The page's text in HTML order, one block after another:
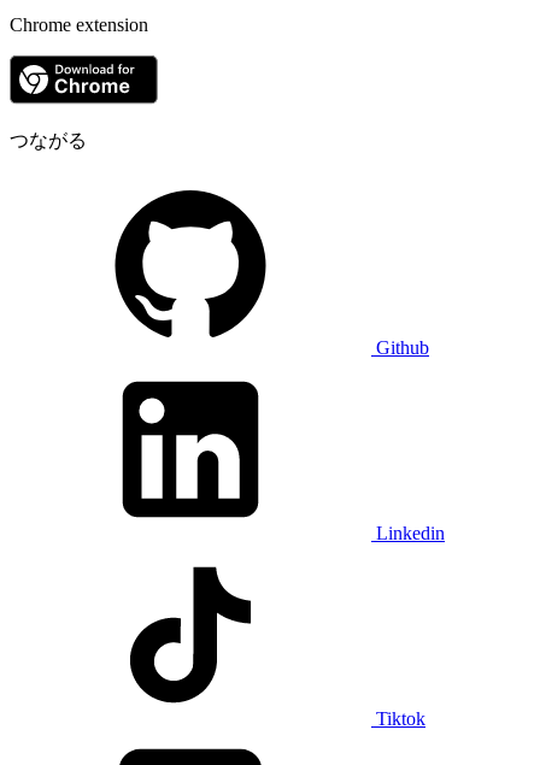
Chrome extension
つながる
Github
Linkedin
Tiktok